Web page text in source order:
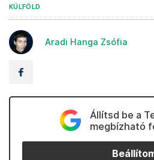
KÜLFÖLD
Aradi Hanga Zsófia
Állítsd be a
megbízható